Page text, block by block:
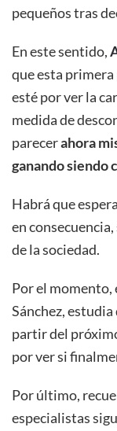
pequeños tras
En este sentido,
que esta
esté por ver la
medida de
parecerahora
ganando siendo
Habrá que
en
de la sociedad.
Por el
Sánchez, estudia
partir del
por ver si
Por último,
especialistas